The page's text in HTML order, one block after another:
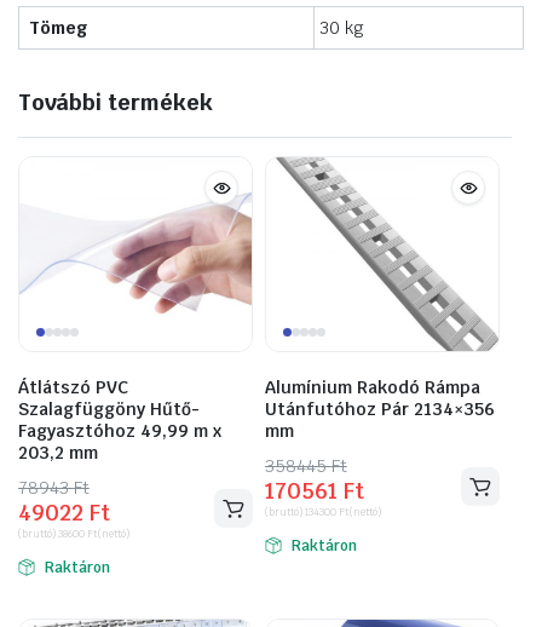
Tömeg 30 kg
További termékek
Átlátszó PVC
Szalagfüggöny Hűtő-
Fagyasztóhoz 49,99 m x
203,2 mm
78943Ft
Original
price
was:
78943 Ft.
49022 Ft
Current
price
is:
49022 Ft.
(bruttó)38600 Ft(nettó)
Raktáron
Alumínium Rakodó Rámpa
Utánfutóhoz Pár 2134×356
mm
358445Ft
Original
price
was:
358445 Ft.
170561 Ft
Current
price
is:
170561 Ft.
(bruttó)134300 Ft(nettó)
Raktáron